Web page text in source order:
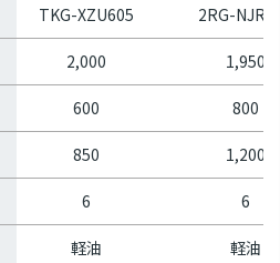
TKG-XZU605 2RG-
2,000 1,950
600 800
850 1,200
6 6
軽油 軽油